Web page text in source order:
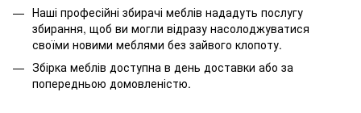
Наші професійні збирачі меблів нададуть послугу
збирання, щоб ви могли відразу насолоджуватися
своїми новими меблями без зайвого клопоту.
Збірка меблів доступна в день доставки або за
попередньою домовленістю.